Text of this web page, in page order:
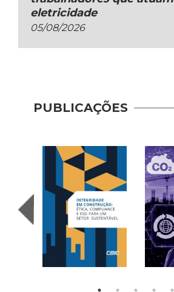
eletricidade
05/08/2026
PUBLICAÇÕES